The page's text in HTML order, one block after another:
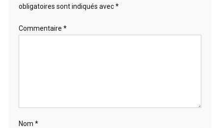
obligatoires sont indiqués avec*
Commentaire *
Nom *